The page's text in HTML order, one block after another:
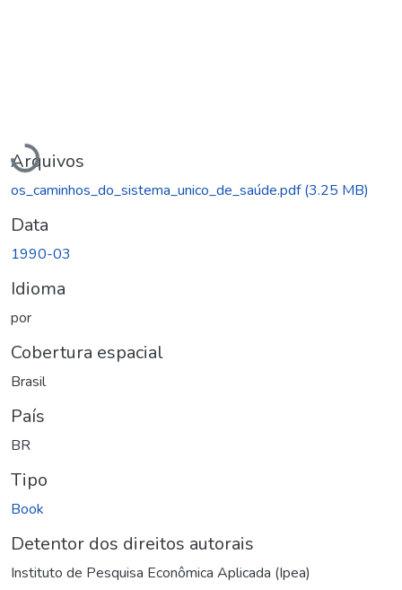
Carregando...
Arquivos
os_caminhos_do_sistema_unico_de_saúde.pdf(3.25 MB)
Data
1990-03
Idioma
por
Cobertura espacial
Brasil
País
BR
Tipo
Book
Detentor dos direitos autorais
Instituto de Pesquisa Econômica Aplicada (Ipea)